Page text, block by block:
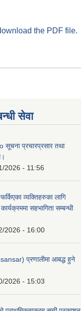
the PDF file.
सेवा
प्रचारप्रसार तथा
2026 - 11:56
व्यक्तिहरुका लागि
सहभागिता सम्बन्धी
2026 - 16:00
प्रणालीमा आबद्ध हुने
2026 - 15:03